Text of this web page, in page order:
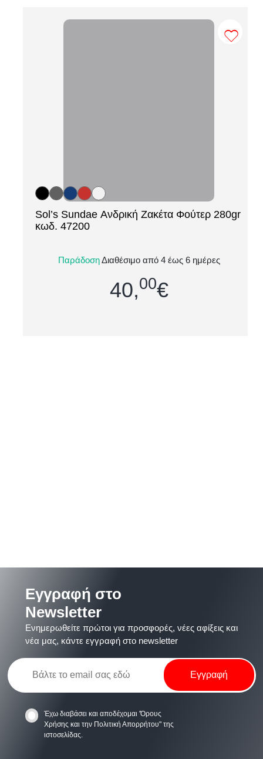
[ti_wishlists_addtowishlist loop=yes]
Sol’s Sundae Ανδρική Ζακέτα Φούτερ 280gr
κωδ. 47200
εταιρείας Sol's είναι μια άνετη και στυλάτη
επιλογή, σχεδιασμένη για κάθε περίστ...
ΠαράδοσηΔιαθέσιμο από 4 έως 6 ημέρες
40,00€
Εγγραφή στο
Newsletter
Ενημερωθείτε πρώτοι για προσφορές, νέες αφίξεις και
νέα μας, κάντε εγγραφή στο newsletter
Έχω διαβάσει και αποδέχομαι'Όρους
Χρήσης και την Πολιτική Απορρήτου" της
ιστοσελίδας.